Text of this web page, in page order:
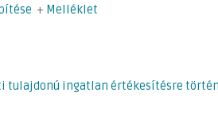
+ Melléklet
tulajdonú ingatlan értékesítésre